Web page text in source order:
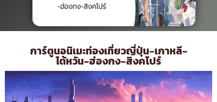
การ์ตูนอนิเมะท่องเที่ยวญี่ปุ่น-เกาหลี-
ไต้หวัน-ฮ่องกง-สิงคโปร์